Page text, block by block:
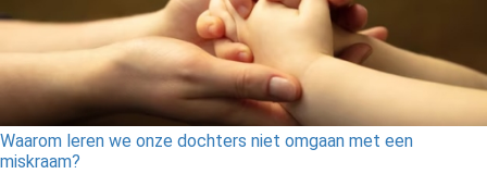
Waarom leren we onze dochters niet omgaan met een
miskraam?